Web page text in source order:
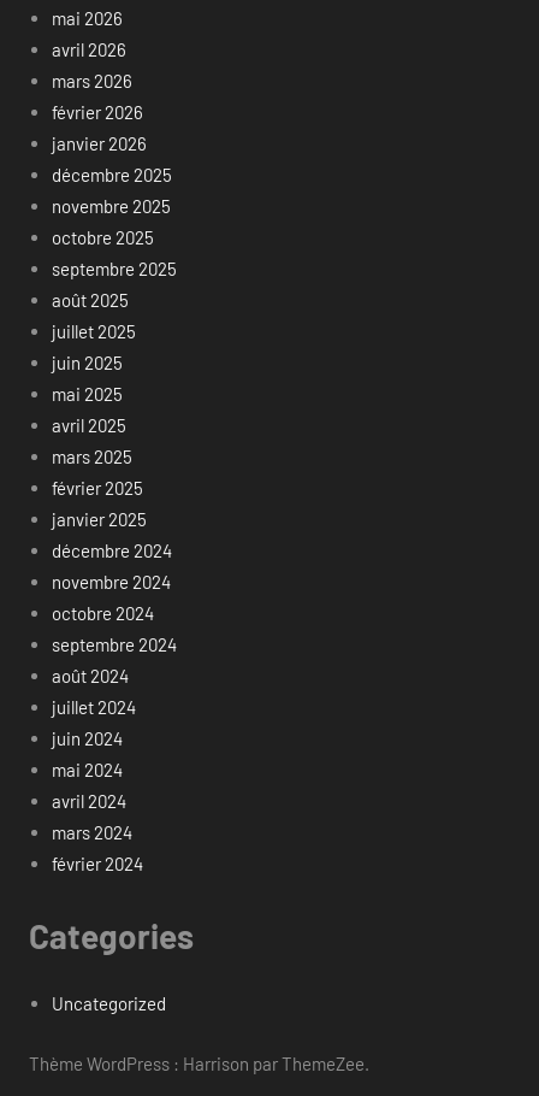
mai 2026
avril 2026
mars 2026
février 2026
janvier 2026
décembre 2025
novembre 2025
octobre 2025
septembre 2025
août 2025
juillet 2025
juin 2025
mai 2025
avril 2025
mars 2025
février 2025
janvier 2025
décembre 2024
novembre 2024
octobre 2024
septembre 2024
août 2024
juillet 2024
juin 2024
mai 2024
avril 2024
mars 2024
février 2024
Categories
Uncategorized
Thème WordPress : Harrison par ThemeZee.